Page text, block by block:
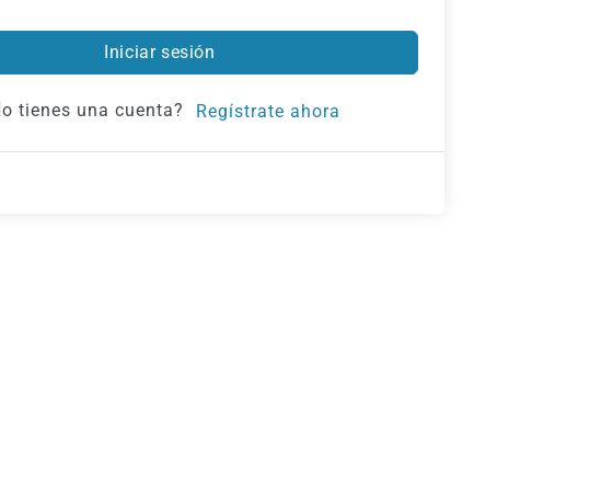
Iniciar sesión
tienes una cuenta? Regístrate ahora